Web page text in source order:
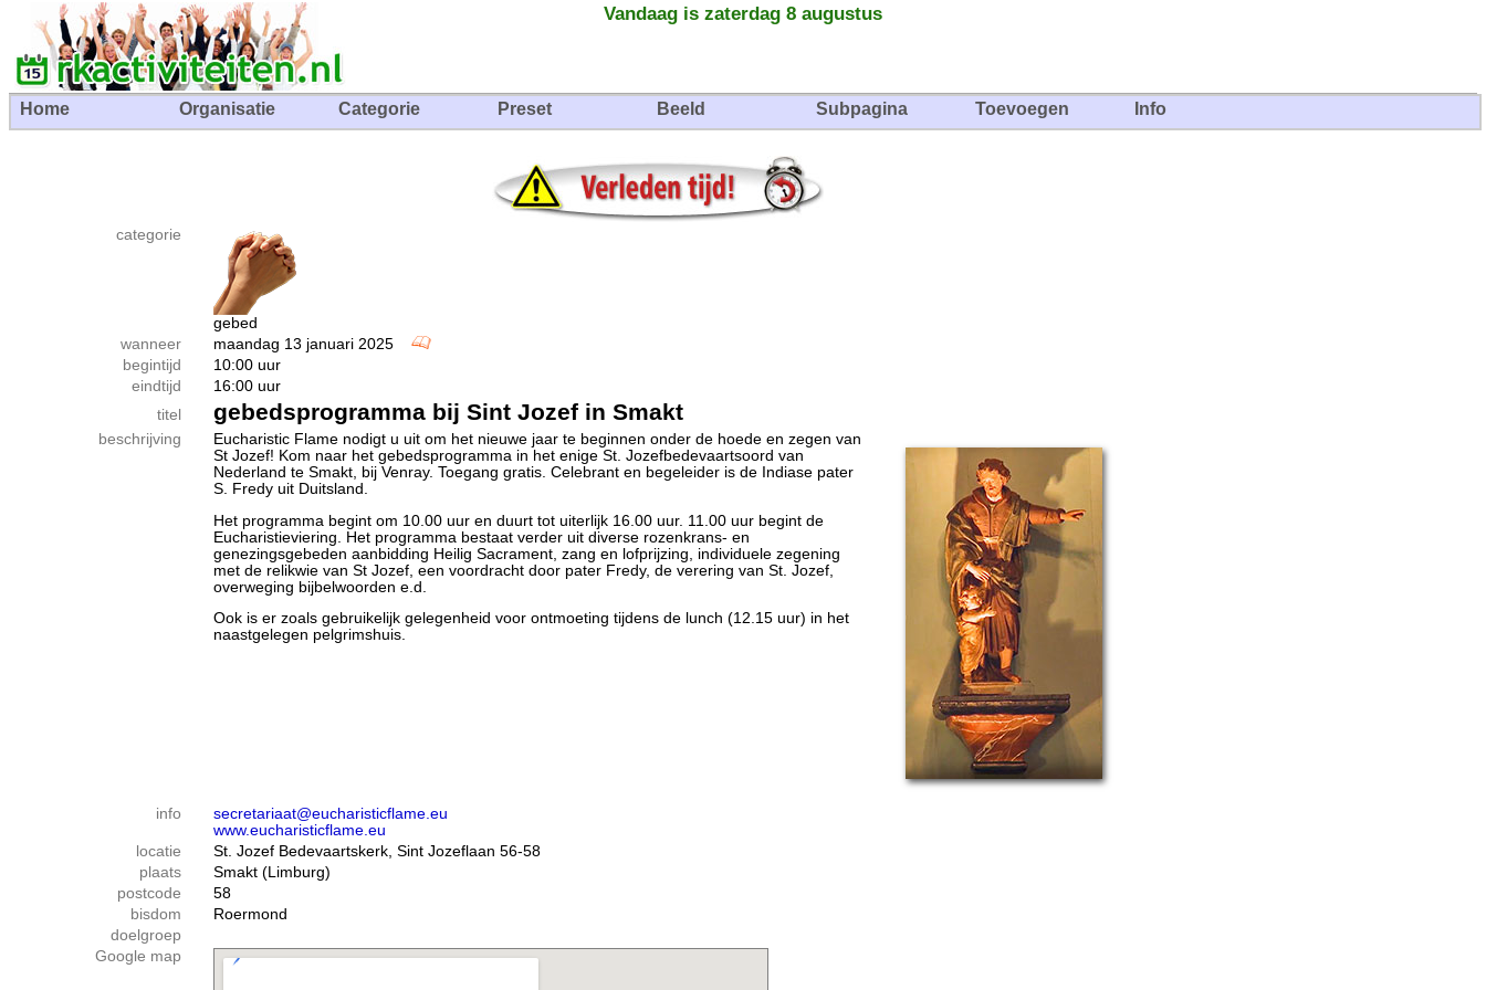
Vandaag is zaterdag 8 augustus
Home Organisatie Categorie Preset Beeld Subpagina Toevoegen Info
categorie
gebed
wanneer
maandag 13 januari 2025
begintijd
10:00 uur
eindtijd
16:00 uur
titel
gebedsprogramma bij Sint Jozef in Smakt
beschrijving
Eucharistic Flame nodigt u uit om het nieuwe jaar te beginnen onder de hoede en zegen van
St Jozef! Kom naar het gebedsprogramma in het enige St. Jozefbedevaartsoord van
Nederland te Smakt, bij Venray. Toegang gratis. Celebrant en begeleider is de Indiase pater
S. Fredy uit Duitsland.
Het programma begint om 10.00 uur en duurt tot uiterlijk 16.00 uur. 11.00 uur begint de
Eucharistieviering. Het programma bestaat verder uit diverse rozenkrans- en
genezingsgebeden aanbidding Heilig Sacrament, zang en lofprijzing, individuele zegening
met de relikwie van St Jozef, een voordracht door pater Fredy, de verering van St. Jozef,
overweging bijbelwoorden e.d.
Ook is er zoals gebruikelijk gelegenheid voor ontmoeting tijdens de lunch (12.15 uur) in het
naastgelegen pelgrimshuis.
info
secretariaat@eucharisticflame.eu
www.eucharisticflame.eu
locatie
St. Jozef Bedevaartskerk, Sint Jozeflaan 56-58
plaats
Smakt (Limburg)
postcode
58
bisdom
Roermond
doelgroep
Google map